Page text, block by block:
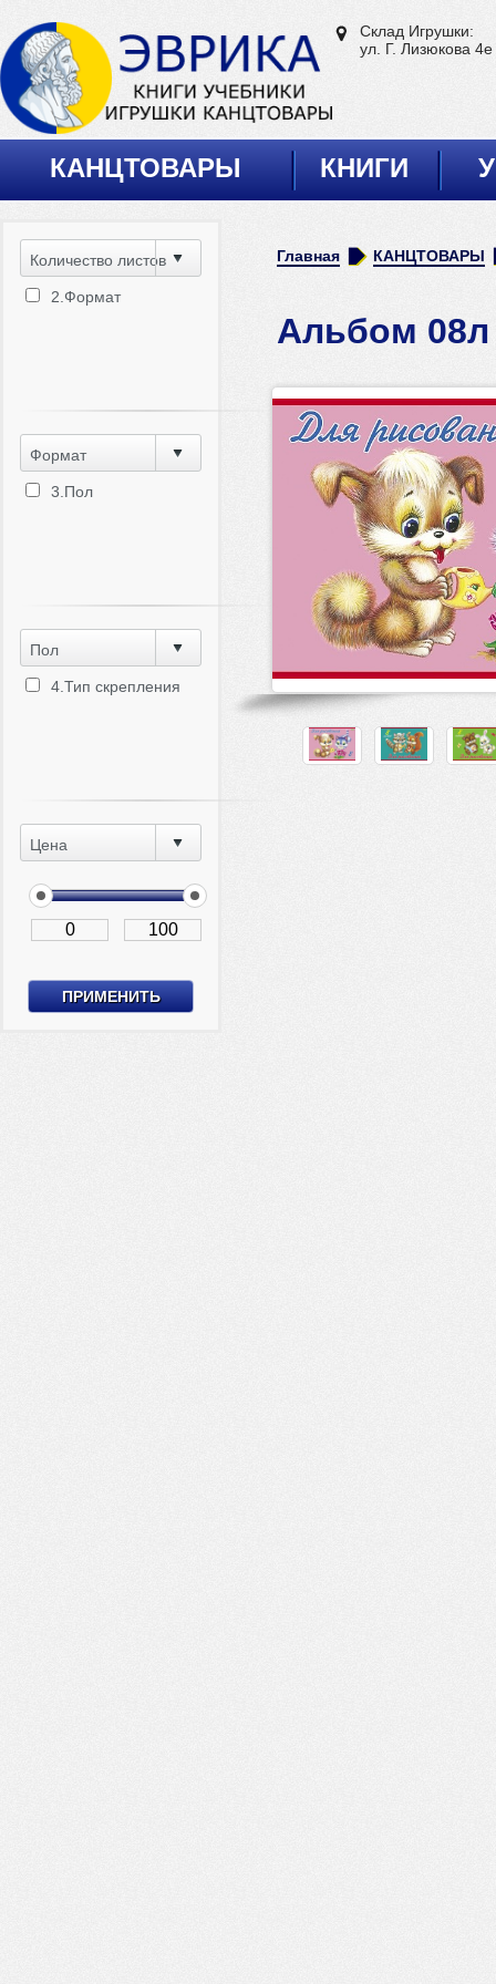
Склад Игрушки:
ул. Г. Лизюкова 4е
КАНЦТОВАРЫ КНИГИ
Количество листов
2.Формат
Формат
3.Пол
Пол
4.Тип скрепления
Цена
Главная КАНЦТОВАРЫ
Альбом